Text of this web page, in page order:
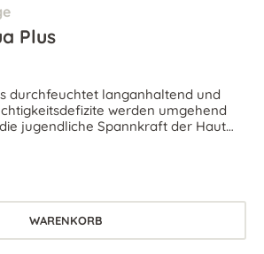
Plus
durchfeuchtet langanhaltend und
werden umgehend
jugendliche Spannkraft der Haut
WARENKORB